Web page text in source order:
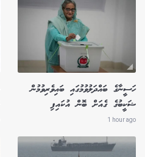
ހަސީނާގެ ބައްދަލުވުމުގައި ބައިވެރިވުމުން
ޝަކީބުގެ ގެއަށް ބޮން އުކައިފި
1 hour ago